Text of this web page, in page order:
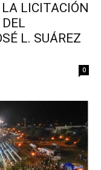
LICITACIÓN
L. SUÁREZ
0